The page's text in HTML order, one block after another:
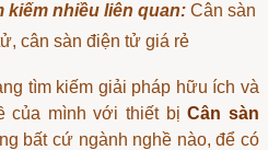
nhiều liên quan: Cân sàn
cân sàn điện tử giá rẻ
tìm kiếm giải pháp hữu ích và
của mình với thiết bịCân sàn
bất cứ ngành nghề nào, để có